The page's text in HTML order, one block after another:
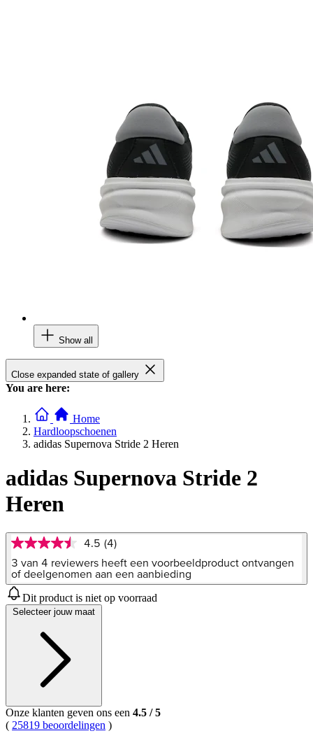
Show all
Close expanded state of gallery
You are here:
Home
Hardloopschoenen
adidas Supernova Stride 2 Heren
adidas Supernova Stride 2
Heren
4.5
van
5
sterren,
gemiddelde
scorewaarde.
Read
Reviews.
Dezelfde
paginalink.
4.5 (4)
3 van 4 reviewers heeft een voorbeeldproduct ontvangen
of deelgenomen aan een aanbieding
Dit product is niet op voorraad
Selecteer jouw maat
Onze klanten geven ons een 4.5 /5
( 25819 beoordelingen )